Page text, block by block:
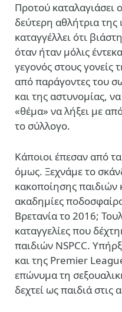
Προτού καταλαγιάσει
δεύτερη αθλήτρια της
καταγγέλλει ότι
όταν ήταν μόλις
γεγονός στους γονείς
από παράγοντες του
και της αστυνομίας,
«θέμα» να λήξει με
το σύλλογο.
Κάποιοι έπεσαν από
όμως. Ξεχνάμε το
κακοποίησης παιδιών
ακαδημίες
Βρετανία το 2016;
καταγγελίες που
παιδιών NSPCC.
και της Premier
επώνυμα τη
δεχτεί ως παιδιά